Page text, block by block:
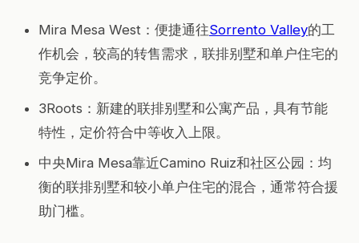
Mira Mesa West：便捷通往Sorrento Valley的工
作机会，较高的转售需求，联排别墅和单户住宅的
竞争定价。
3Roots：新建的联排别墅和公寓产品，具有节能
特性，定价符合中等收入上限。
中央Mira Mesa靠近Camino Ruiz和社区公园：均
衡的联排别墅和较小单户住宅的混合，通常符合援
助门槛。